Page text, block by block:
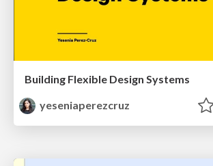
Building Flexible Design Systems
yeseniaperezcruz